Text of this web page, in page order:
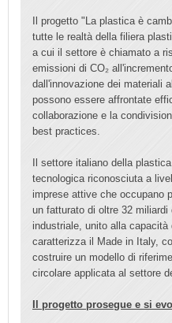
Il progetto "La plastica è
tutte le realtà della filiera
a cui il settore è chiamato a
emissioni di CO₂
dall'innovazione dei materiali
possono essere affrontate
collaborazione e la
best practices.
Il settore italiano della
tecnologica riconosciuta a
imprese attive che occupano
un fatturato di oltre 32
industriale, unito alla
caratterizza il Made in Italy,
costruire un modello di
circolare applicata al settore
Il progetto prosegue e si